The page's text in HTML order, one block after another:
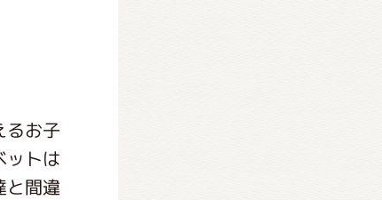
るお子
ットは
と間違